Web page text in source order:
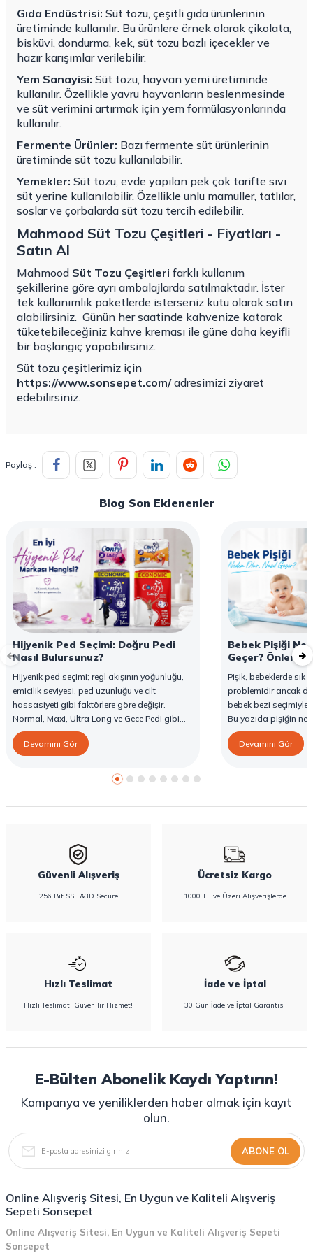
Gıda Endüstrisi: Süt tozu, çeşitli gıda ürünlerinin
üretiminde kullanılır. Bu ürünlere örnek olarak çikolata,
bisküvi, dondurma, kek, süt tozu bazlı içecekler ve
hazır karışımlar verilebilir.
Yem Sanayisi: Süt tozu, hayvan yemi üretiminde
kullanılır. Özellikle yavru hayvanların beslenmesinde
ve süt verimini artırmak için yem formülasyonlarında
kullanılır.
Fermente Ürünler: Bazı fermente süt ürünlerinin
üretiminde süt tozu kullanılabilir.
Yemekler: Süt tozu, evde yapılan pek çok tarifte sıvı
süt yerine kullanılabilir. Özellikle unlu mamuller, tatlılar,
soslar ve çorbalarda süt tozu tercih edilebilir.
Mahmood Süt Tozu Çeşitleri - Fiyatları -
Satın Al
Mahmood Süt Tozu Çeşitleri farklı kullanım
şekillerine göre ayrı ambalajlarda satılmaktadır. İster
tek kullanımlık paketlerde isterseniz kutu olarak satın
alabilirsiniz. Günün her saatinde kahvenize katarak
tüketebileceğiniz kahve kreması ile güne daha keyifli
bir başlangıç yapabilirsiniz.
Süt tozu çeşitlerimiz için
https://www.sonsepet.com/adresimizi ziyaret
edebilirsiniz.
Paylaş :
Blog Son Eklenenler
Hijyenik Ped Seçimi: Doğru Pedi
Nasıl Bulursunuz?
Hijyenik ped seçimi; regl akışının yoğunluğu,
emicilik seviyesi, ped uzunluğu ve cilt
hassasiyeti gibi faktörlere göre değişir.
Normal, Maxi, Ultra Long ve Gece Pedi gibi
farklı seçenekler, farklı ihtiyaçlara yönelik
koruma sunar. Doğru ped seçimi gün boyu
rehberde hijyenik ped çeşitleri, seçim kriterleri
Devamını Gör
Bebek Pişiği
Geçer? Önleme
Pişik, bebeklerde sık
problemidir ancak
bebek bezi seçimiyle
Bu yazıda pişiğin
yöntemlerini ve
karşı destekleyici
Devamını Gör
Güvenli Alışveriş
256 Bit SSL &3D Secure
Ücretsiz Kargo
1000 TL ve Üzeri Alışverişlerde
Hızlı Teslimat
Hızlı Teslimat, Güvenilir Hizmet!
İade ve İptal
30 Gün İade ve İptal Garantisi
E-Bülten Abonelik Kaydı Yaptırın!
Kampanya ve yeniliklerden haber almak için kayıt
olun.
ABONE OL
Online Alışveriş Sitesi, En Uygun ve Kaliteli Alışveriş
Sepeti Sonsepet
Online Alışveriş Sitesi, En Uygun ve Kaliteli Alışveriş Sepeti
Sonsepet